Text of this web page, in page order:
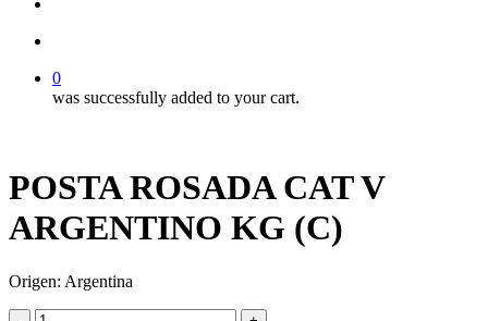
0
was successfully added to your cart.
POSTA ROSADA CAT V
ARGENTINO KG (C)
Origen: Argentina
POSTA